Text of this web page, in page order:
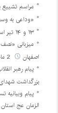
مراسم تشییع
«وداعی به
۱۳ و ۱۴ تیر استان تهران و ۱۵ تیر کل کشور تعطیل است
میزبانی
اصفهان
پیام رهبر
بزرگداشت
پیام
الزمان عج